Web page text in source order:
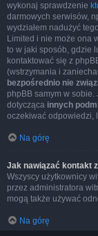
wykonaj sprawdzenie
darmowych serwisów,
wydziałem nadużyć
Limited i nie może ona
to w jaki sposób, gdzie
kontaktować się z
(wstrzymania i
bezpośrednio nie
phpBB samym w
dotycząca innych
oczekiwać odpowiedzi,
Na górę
Jak nawiązać kontakt
Wszyscy użytkownicy
przez administratora
mogą także używać
Na górę